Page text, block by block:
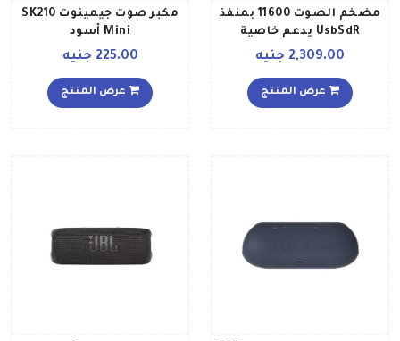
مضخم الصوت 11600 بمنفذ
UsbSdR يدعم خاصية
البلوتوث مقاس 10
LED TG SB B015 أسود
2,309.00 جنيه
عرض المنتج
مكبر صوت جيمينوت SK210
Mini أسود
225.00 جنيه
عرض المنتج